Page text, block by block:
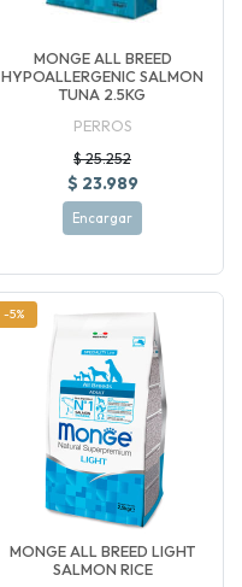
MONGE ALL BREED
HYPOALLERGENIC SALMON
TUNA 2.5KG
PERROS
$ 25.252
$ 23.989
Encargar
-5%
MONGE ALL BREED LIGHT
SALMON RICE